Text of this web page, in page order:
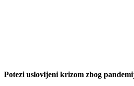
Potezi uslovljeni krizom zbog